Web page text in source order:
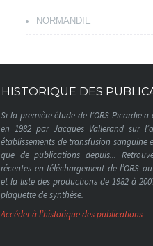
NORMANDIE
HISTORIQUE DES
Si la première étude de l’ORS Picardie a
en 1982 par Jacques Vallerand sur
établissements de transfusion sanguine
que de publications depuis...
récentes en téléchargement de l’ORS ou
et la liste des productions de 1982 à
plaquette de synthèse.
Accéder à l’historique des publications